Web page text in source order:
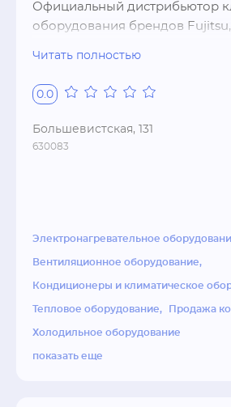
Официальный дистрибьютор
оборудования брендов Fujitsu,
систем вентиляции и
территории России.
Читать полностью
0.0
Большевистская, 131
630083
Электронагревательное
Вентиляционное оборудование
Кондиционеры и климатическое
Тепловое оборудование Продажа
Холодильное оборудование
показать еще